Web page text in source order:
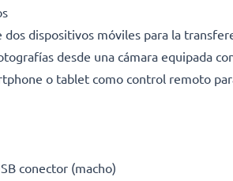
dispositivos móviles para la
desde una cámara equipada
o tablet como control remoto
conector (macho)